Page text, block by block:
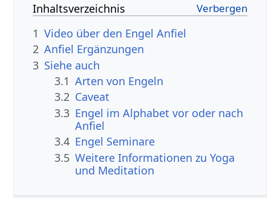
Inhaltsverzeichnis
1 Video über den Engel Anfiel
2 Anfiel Ergänzungen
3 Siehe auch
3.1 Arten von Engeln
3.2 Caveat
3.3 Engel im Alphabet vor oder nach
Anfiel
3.4 Engel Seminare
3.5 Weitere Informationen zu Yoga
und Meditation